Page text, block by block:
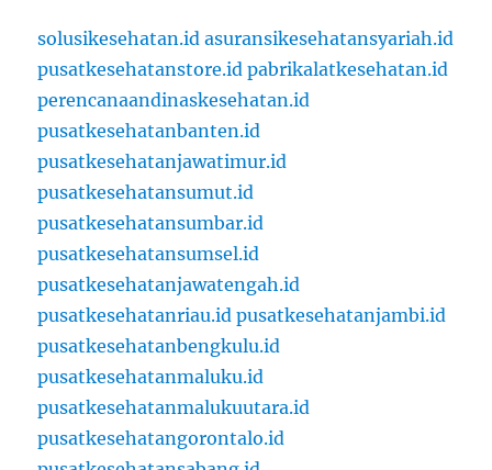
solusikesehatan.id asuransikesehatansyariah.id
pusatkesehatanstore.id pabrikalatkesehatan.id
perencanaandinaskesehatan.id
pusatkesehatanbanten.id
pusatkesehatanjawatimur.id
pusatkesehatansumut.id
pusatkesehatansumbar.id
pusatkesehatansumsel.id
pusatkesehatanjawatengah.id
pusatkesehatanriau.id pusatkesehatanjambi.id
pusatkesehatanbengkulu.id
pusatkesehatanmaluku.id
pusatkesehatanmalukuutara.id
pusatkesehatangorontalo.id